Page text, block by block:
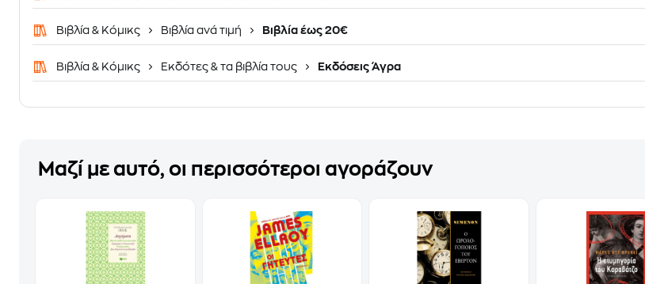
Βιβλία & Κόμικς Βιβλία ανά τιμή Βιβλία έως 20€
Βιβλία & Κόμικς Εκδότες & τα βιβλία τους Eκδόσεις Άγρα
Μαζί με αυτό, οι περισσότεροι αγοράζουν